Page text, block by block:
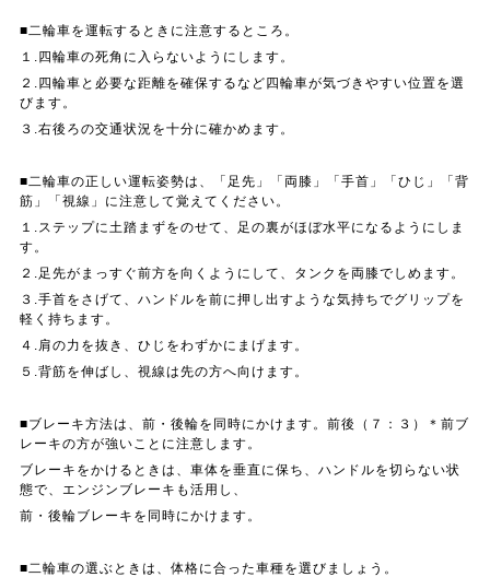
■二輪車を運転するときに注意するところ。
１.四輪車の死角に入らないようにします。
２.四輪車と必要な距離を確保するなど四輪車が気づきやすい位置を選
びます。
３.右後ろの交通状況を十分に確かめます。
■二輪車の正しい運転姿勢は、「足先」「両膝」「手首」「ひじ」「背
筋」「視線」に注意して覚えてください。
１.ステップに土踏まずをのせて、足の裏がほぼ水平になるようにしま
す。
２.足先がまっすぐ前方を向くようにして、タンクを両膝でしめます。
３.手首をさげて、ハンドルを前に押し出すような気持ちでグリップを
軽く持ちます。
４.肩の力を抜き、ひじをわずかにまげます。
５.背筋を伸ばし、視線は先の方へ向けます。
■ブレーキ方法は、前・後輪を同時にかけます。前後（７：３）＊前ブ
レーキの方が強いことに注意します。
ブレーキをかけるときは、車体を垂直に保ち、ハンドルを切らない状
態で、エンジンブレーキも活用し、
前・後輪ブレーキを同時にかけます。
■二輪車の選ぶときは、体格に合った車種を選びましょう。